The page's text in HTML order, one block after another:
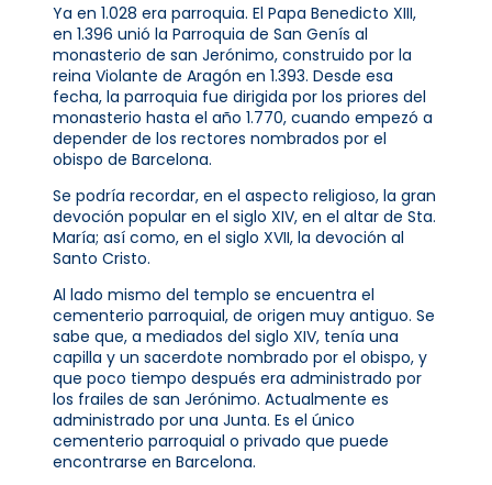
Ya en 1.028 era parroquia. El Papa Benedicto XIII,
en 1.396 unió la Parroquia de San Genís al
monasterio de san Jerónimo, construido por la
reina Violante de Aragón en 1.393. Desde esa
fecha, la parroquia fue dirigida por los priores del
monasterio hasta el año 1.770, cuando empezó a
depender de los rectores nombrados por el
obispo de Barcelona.
Se podría recordar, en el aspecto religioso, la gran
devoción popular en el siglo XIV, en el altar de Sta.
María; así como, en el siglo XVII, la devoción al
Santo Cristo.
Al lado mismo del templo se encuentra el
cementerio parroquial, de origen muy antiguo. Se
sabe que, a mediados del siglo XIV, tenía una
capilla y un sacerdote nombrado por el obispo, y
que poco tiempo después era administrado por
los frailes de san Jerónimo. Actualmente es
administrado por una Junta. Es el único
cementerio parroquial o privado que puede
encontrarse en Barcelona.